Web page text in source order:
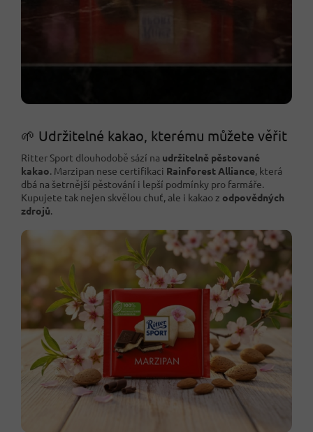
🌱 Udržitelné kakao, kterému můžete věřit
Ritter Sport dlouhodobě sází na udržitelně pěstované
kakao. Marzipan nese certifikaci Rainforest Alliance, která
dbá na šetrnější pěstování i lepší podmínky pro farmáře.
Kupujete tak nejen skvělou chuť, ale i kakao z odpovědných
zdrojů.